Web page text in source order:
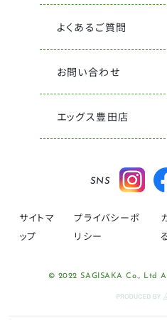
よくあるご質問
お問い合わせ
エッグス豊田店
SNS
サイトマ
ップ
プライバシーポ
リシー
© 2022 SAGISAKA Co., Ltd